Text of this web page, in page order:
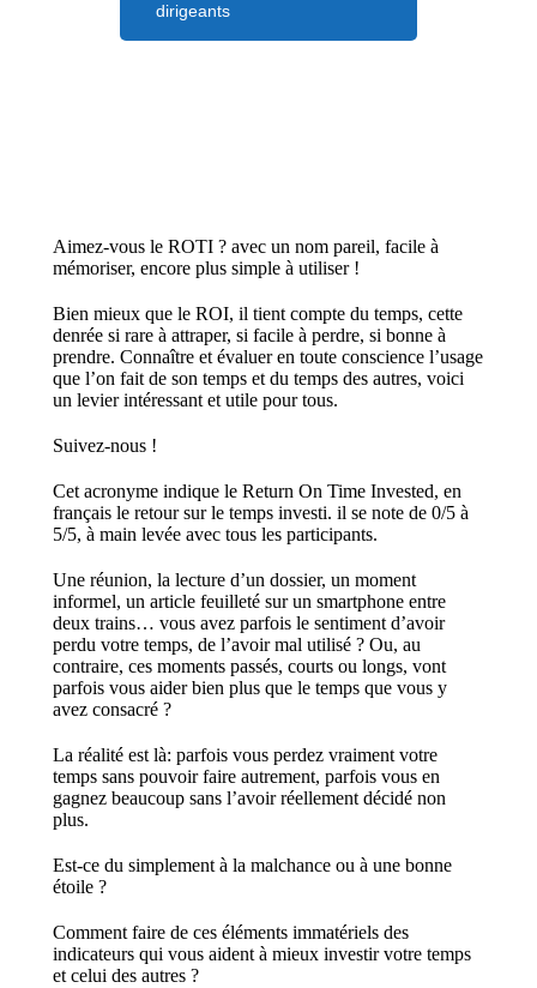
dirigeants
Aimez-vous le ROTI ? avec un nom pareil, facile à
mémoriser, encore plus simple à utiliser !
Bien mieux que le ROI, il tient compte du temps, cette
denrée si rare à attraper, si facile à perdre, si bonne à
prendre. Connaître et évaluer en toute conscience l’usage
que l’on fait de son temps et du temps des autres, voici
un levier intéressant et utile pour tous.
Suivez-nous !
Cet acronyme indique le Return On Time Invested, en
français le retour sur le temps investi. il se note de 0/5 à
5/5, à main levée avec tous les participants.
Une réunion, la lecture d’un dossier, un moment
informel, un article feuilleté sur un smartphone entre
deux trains… vous avez parfois le sentiment d’avoir
perdu votre temps, de l’avoir mal utilisé ? Ou, au
contraire, ces moments passés, courts ou longs, vont
parfois vous aider bien plus que le temps que vous y
avez consacré ?
La réalité est là: parfois vous perdez vraiment votre
temps sans pouvoir faire autrement, parfois vous en
gagnez beaucoup sans l’avoir réellement décidé non
plus.
Est-ce du simplement à la malchance ou à une bonne
étoile ?
Comment faire de ces éléments immatériels des
indicateurs qui vous aident à mieux investir votre temps
et celui des autres ?